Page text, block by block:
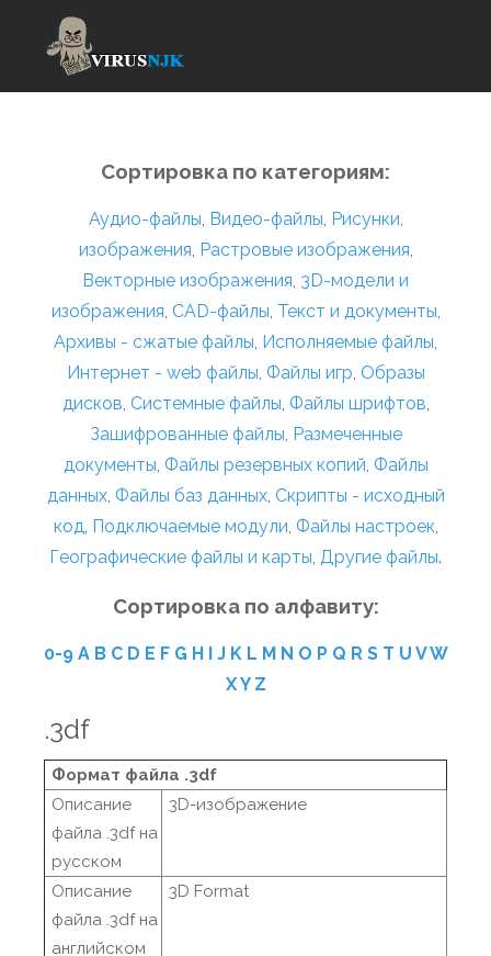
Сортировка по категориям:
Аудио-файлы, Видео-файлы, Рисунки,
изображения, Растровые изображения,
Векторные изображения, 3D-модели и
изображения, CAD-файлы, Текст и документы,
Архивы - сжатые файлы, Исполняемые файлы,
Интернет - web файлы, Файлы игр, Образы
дисков, Системные файлы, Файлы шрифтов,
Зашифрованные файлы, Размеченные
документы, Файлы резервных копий, Файлы
данных, Файлы баз данных, Скрипты - исходный
код, Подключаемые модули, Файлы настроек,
Географические файлы и карты, Другие файлы.
Сортировка по алфавиту:
0-9 A B C D E F G H I J K L M N O P Q R S T U VW
XY Z
.3df
Формат файла .3df
Описание
файла .3df на
русском
3D-изображение
Описание
файла .3df на
английском
3D Format